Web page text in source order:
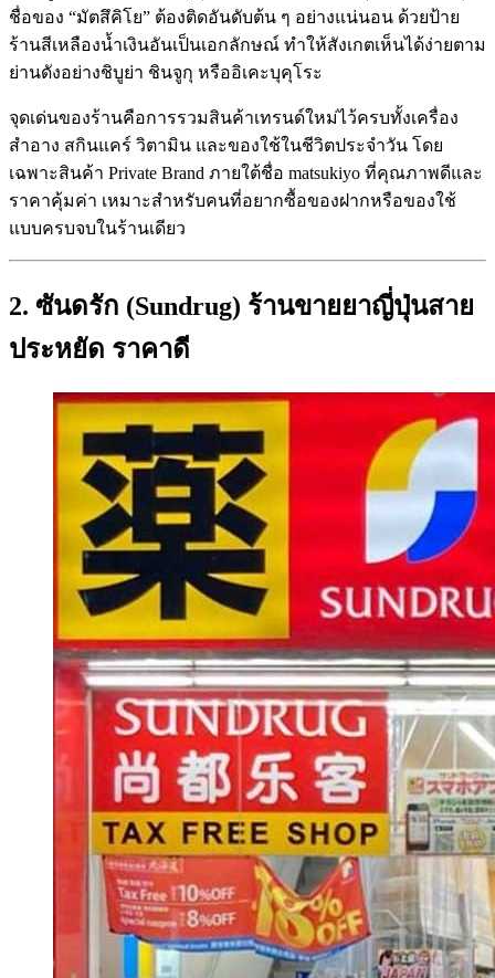
ชื่อของ “มัตสึคิโย” ต้องติดอันดับต้น ๆ อย่างแน่นอน ด้วยป้าย
ร้านสีเหลืองน้ำเงินอันเป็นเอกลักษณ์ ทำให้สังเกตเห็นได้ง่ายตาม
ย่านดังอย่างชิบูย่า ชินจูกุ หรืออิเคะบุคุโระ
จุดเด่นของร้านคือการรวมสินค้าเทรนด์ใหม่ไว้ครบทั้งเครื่อง
สำอาง สกินแคร์ วิตามิน และของใช้ในชีวิตประจำวัน โดย
เฉพาะสินค้า Private Brand ภายใต้ชื่อ matsukiyo ที่คุณภาพดีและ
ราคาคุ้มค่า เหมาะสำหรับคนที่อยากซื้อของฝากหรือของใช้
แบบครบจบในร้านเดียว
2. ซันดรัก (Sundrug) ร้านขายยาญี่ปุ่นสาย
ประหยัด ราคาดี